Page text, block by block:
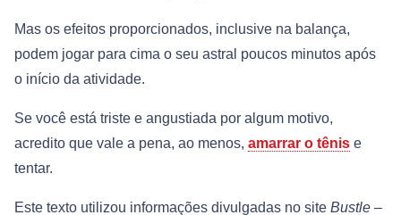
Mas os efeitos proporcionados, inclusive na balança,
podem jogar para cima o seu astral poucos minutos após
o início da atividade.
Se você está triste e angustiada por algum motivo,
acredito que vale a pena, ao menos, amarrar o tênis e
tentar.
Este texto utilizou informações divulgadas no site Bustle –